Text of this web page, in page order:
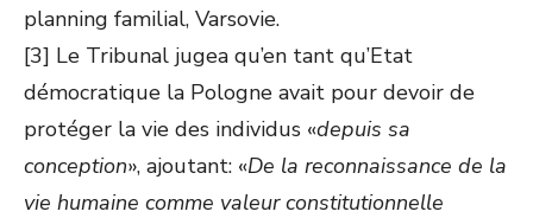
planning familial, Varsovie.
[3] Le Tribunal jugea qu’en tant qu’Etat
démocratique la Pologne avait pour devoir de
protéger la vie des individus «depuis sa
conception», ajoutant: «De la reconnaissance de la
vie humaine comme valeur constitutionnelle